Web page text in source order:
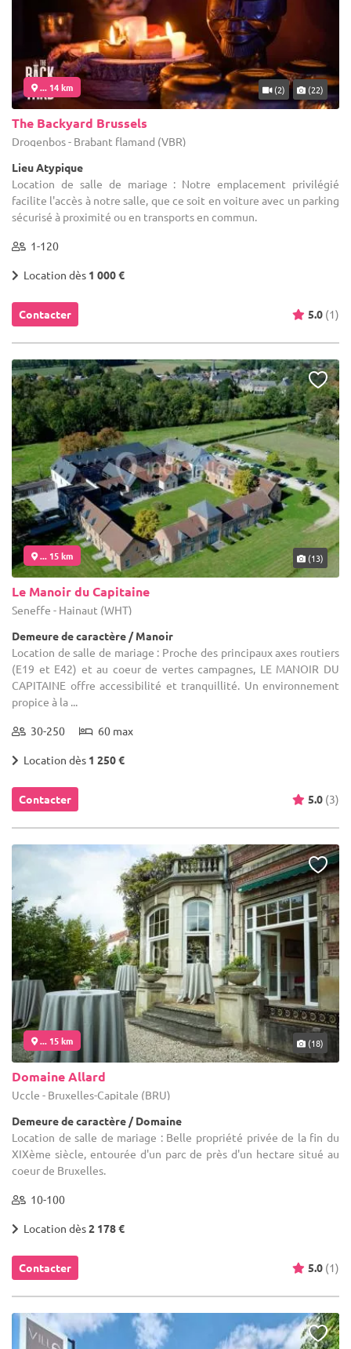
... 14 km (2) (22)
The Backyard Brussels
Drogenbos - Brabant flamand (VBR)
Lieu Atypique
Location de salle de mariage : Notre emplacement privilégié
facilite l'accès à notre salle, que ce soit en voiture avec un parking
sécurisé à proximité ou en transports en commun.
1-120
Location dès 1 000 €
Contacter 5.0 (1)
... 15 km (13)
Le Manoir du Capitaine
Seneffe - Hainaut (WHT)
Demeure de caractère / Manoir
Location de salle de mariage : Proche des principaux axes routiers
(E19 et E42) et au coeur de vertes campagnes, LE MANOIR DU
CAPITAINE offre accessibilité et tranquillité. Un environnement
propice à la ...
30-250 60 max
Location dès 1 250 €
Contacter 5.0 (3)
... 15 km (18)
Domaine Allard
Uccle - Bruxelles-Capitale (BRU)
Demeure de caractère / Domaine
Location de salle de mariage : Belle propriété privée de la fin du
XIXème siècle, entourée d'un parc de près d'un hectare situé au
coeur de Bruxelles.
10-100
Location dès2 178 €
Contacter 5.0 (1)